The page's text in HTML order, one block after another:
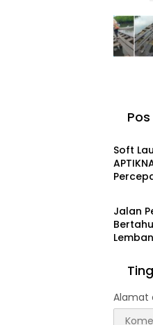
Berita
Soft
Berita
Jalan
Swadaya
Alamat